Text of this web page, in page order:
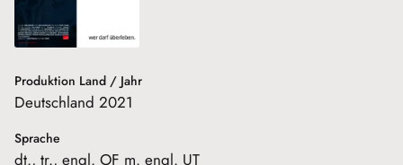
Produktion Land / Jahr
Deutschland 2021
Sprache
dt., tr., engl. OF m. engl. UT